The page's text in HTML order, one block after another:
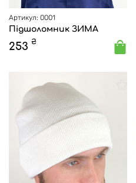
Артикул: 0001
Підшоломник ЗИМА
253 ₴